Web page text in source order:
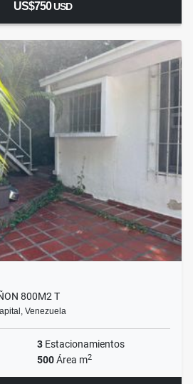
US$750USD
800M2 T
Venezuela
3 Estacionamientos
500Área m2